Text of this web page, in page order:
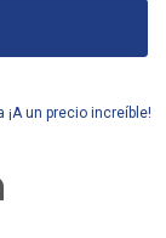
un precio increíble!